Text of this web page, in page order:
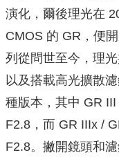
演化，爾後理光在
CMOS 的 GR，便
列從問世至今，理
以及搭載高光擴散
種版本，其中 GR
F2.8，而 GR IIIx /
F2.8。撇開鏡頭和